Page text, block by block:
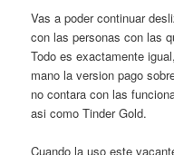
Vas a poder continuar
con las personas con las
Todo es exactamente
mano la version pago
no contara con las
asi­ como Tinder Gold.
Cuando la uso este